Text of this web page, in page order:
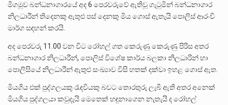
මීගමුව බන්ධනාගාරයේ අද 6 පෙරවරුවේ ඇතිවූ ගැටුමින් බන්ධනාගාර
නිලධාරීන් තිදෙනකු ඇතුළු පස් දෙනකු මිය ගොස් ඇතැයි පොලිස් ආරංචි
මාර්ග සඳහන් කරයි.
අද පෙරවරු 11.00 වන විට රෝහල් ගත කෙරුණු කෙරුණු පිරිස අතර
බන්ධනාගාර නිලධාරීන්, පොලිස් විශේෂ කාර්ය බලකා නිලධාරින් හා
පොලිසියේ නිලධාරීන් ඇතුළු සංඛ්‍යාව විසි හතක් දක්වා ඉහළ ගොස් ඇත.
මියගිය එක් පුද්ගලයකු රැඳවියකු බවට තොරතුරු ලැබී ඇති අතර අනෙක්
මියගිය පුද්ගලයා කවුදැයි මෙතෙක් හඳුනාගෙන නැතැයි ද රෝහල්